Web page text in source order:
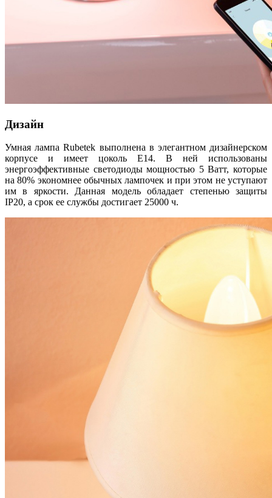
Дизайн
Умная лампа Rubetek выполнена в элегантном дизайнерском
корпусе и имеет цоколь E14. В ней использованы
энергоэффективные светодиоды мощностью 5 Ватт, которые
на 80% экономнее обычных лампочек и при этом не уступают
им в яркости. Данная модель обладает степенью защиты
IP20, а срок ее службы достигает 25000 ч.